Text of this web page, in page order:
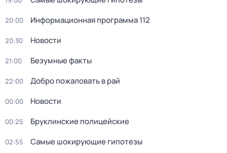
20:00 Информационная программа 112
20:30 Новости
21:00 Безумные факты
22:00 Добро пожаловать в рай
00:00 Новости
00:25 Бруклинские полицейские
02:55 Самые шoкиpующие гипотезы